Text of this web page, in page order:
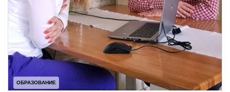
ОБРАЗОВАНИЕ